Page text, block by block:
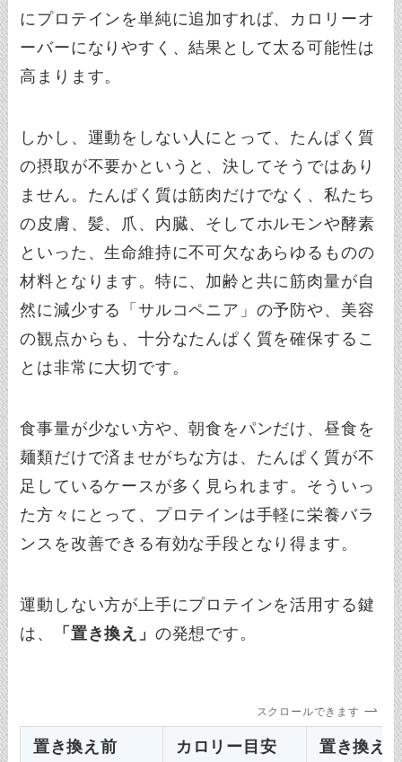
にプロテインを単純に追加すれば、カロリーオ
ーバーになりやすく、結果として太る可能性は
高まります。
しかし、運動をしない人にとって、たんぱく質
の摂取が不要かというと、決してそうではあり
ません。たんぱく質は筋肉だけでなく、私たち
の皮膚、髪、爪、内臓、そしてホルモンや酵素
といった、生命維持に不可欠なあらゆるものの
材料となります。特に、加齢と共に筋肉量が自
然に減少する「サルコペニア」の予防や、美容
の観点からも、十分なたんぱく質を確保するこ
とは非常に大切です。
食事量が少ない方や、朝食をパンだけ、昼食を
麺類だけで済ませがちな方は、たんぱく質が不
足しているケースが多く見られます。そういっ
た方々にとって、プロテインは手軽に栄養バラ
ンスを改善できる有効な手段となり得ます。
運動しない方が上手にプロテインを活用する鍵
は、
「置き換え」 の発想です。
スクロールできます
置き換え前
カロリー目安 置き換え